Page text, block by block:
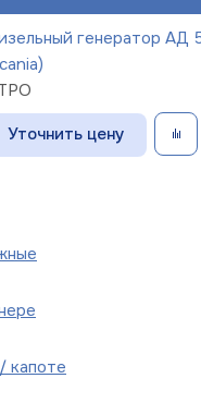
генератор АД
Уточнить цену
капоте